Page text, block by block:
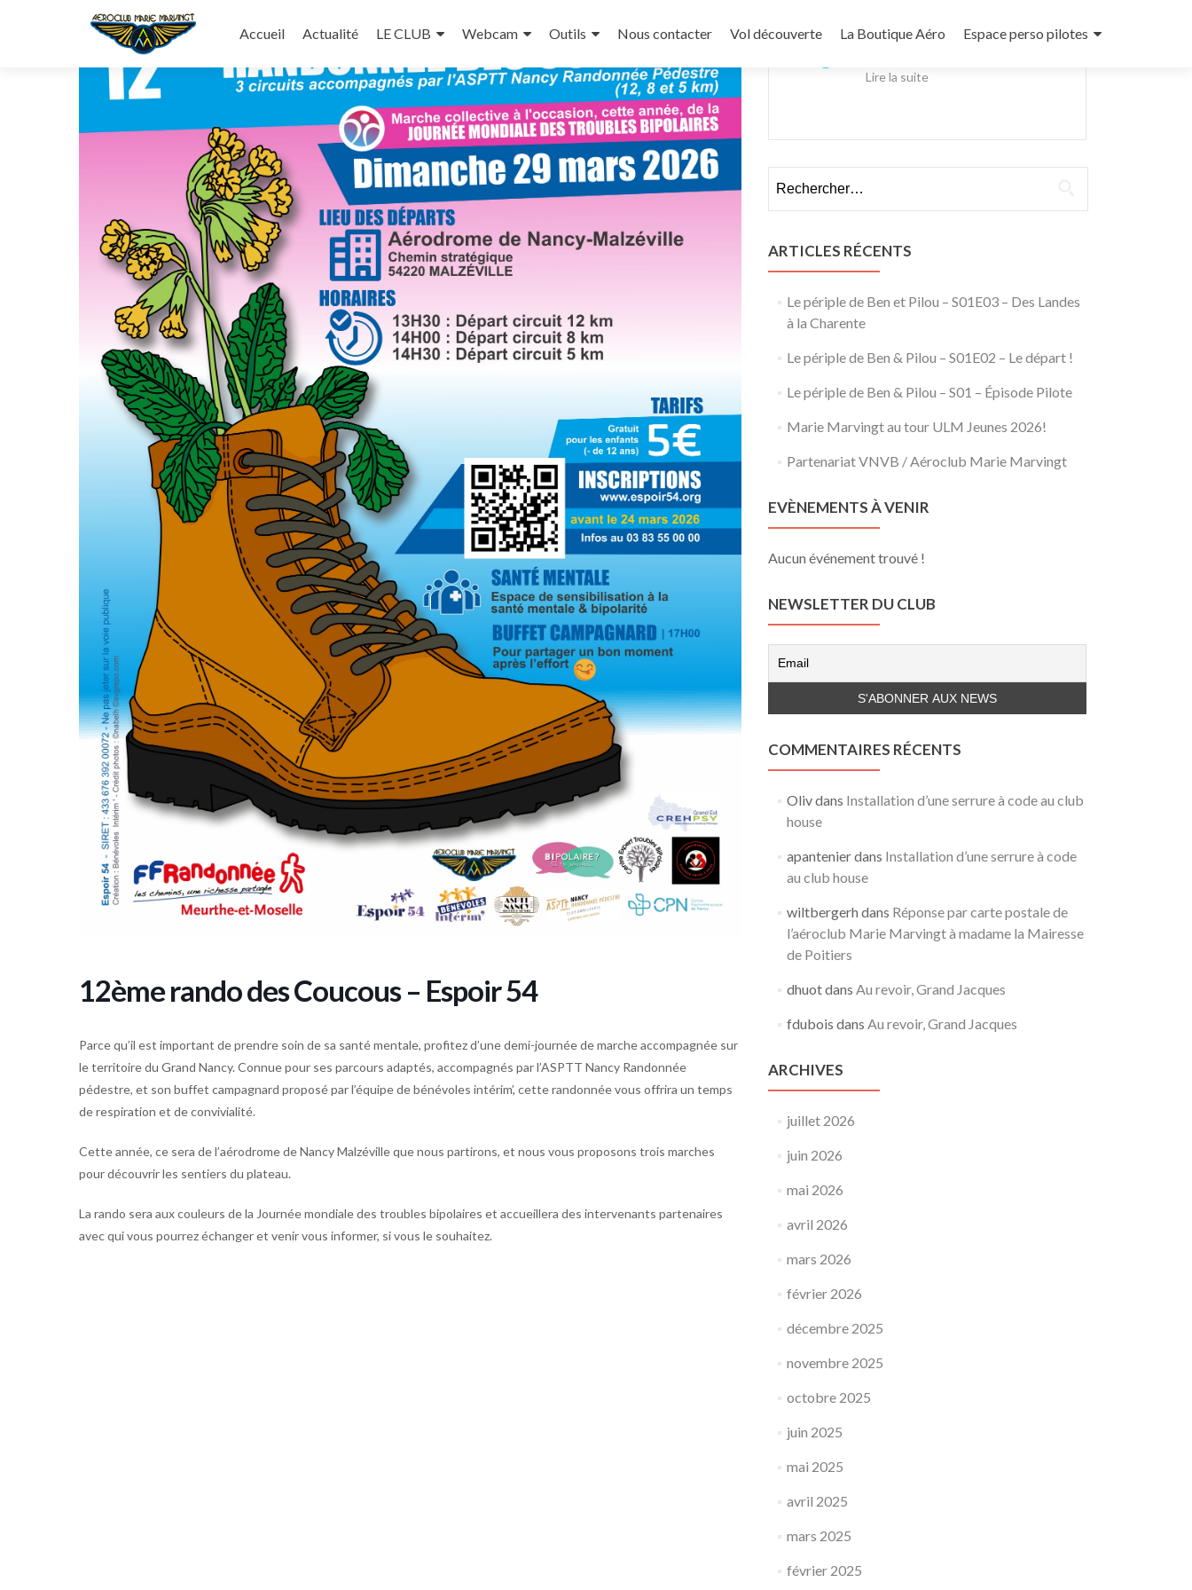
au
principal
Accueil Actualité LE CLUB Webcam Outils Nous contacter Vol découverte La Boutique Aéro Espace perso pilotes
12ème rando des Coucous – Espoir 54
Parce qu’il est important de prendre soin de sa santé mentale, profitez d’une demi-journée de marche accompagnée sur
le territoire du Grand Nancy. Connue pour ses parcours adaptés, accompagnés par l’ASPTT Nancy Randonnée
pédestre, et son buffet campagnard proposé par l’équipe de bénévoles intérim’, cette randonnée vous offrira un temps
de respiration et de convivialité.
Cette année, ce sera de l’aérodrome de Nancy Malzéville que nous partirons, et nous vous proposons trois marches
pour découvrir les sentiers du plateau.
La rando sera aux couleurs de la Journée mondiale des troubles bipolaires et accueillera des intervenants partenaires
avec qui vous pourrez échanger et venir vous informer, si vous le souhaitez.
Lire la suite
ARTICLES RÉCENTS
Le périple de Ben et Pilou – S01E03 – Des Landes
à la Charente
Le périple de Ben & Pilou – S01E02 – Le départ !
Le périple de Ben & Pilou – S01 – Épisode Pilote
Marie Marvingt au tour ULM Jeunes 2026!
Partenariat VNVB / Aéroclub Marie Marvingt
EVÈNEMENTS À VENIR
Aucun événement trouvé !
NEWSLETTER DU CLUB
COMMENTAIRES RÉCENTS
Olivdans Installation d’une serrure à code au club
house
apantenierdans Installation d’une serrure à code
au club house
wiltbergerh dans Réponse par carte postale de
l’aéroclub Marie Marvingt à madame la Mairesse
de Poitiers
dhuotdansAu revoir, Grand Jacques
fdubois dansAu revoir, Grand Jacques
ARCHIVES
juillet 2026
juin 2026
mai 2026
avril 2026
mars 2026
février 2026
décembre 2025
novembre 2025
octobre 2025
juin 2025
mai 2025
avril 2025
mars 2025
février 2025